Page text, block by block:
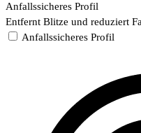
Anfallssicheres Profil
Entfernt Blitze und reduziert
Anfallssicheres Profil